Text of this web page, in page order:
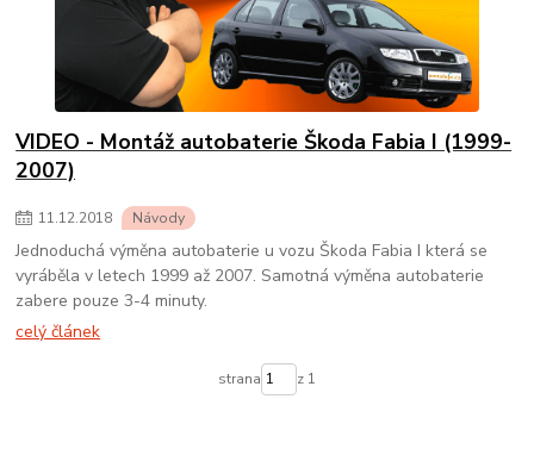
VIDEO - Montáž autobaterie Škoda Fabia I (1999-
2007)
11.12.2018 Návody
Jednoduchá výměna autobaterie u vozu Škoda Fabia I která se
vyráběla v letech 1999 až 2007. Samotná výměna autobaterie
zabere pouze 3-4 minuty.
celý článek
strana z 1